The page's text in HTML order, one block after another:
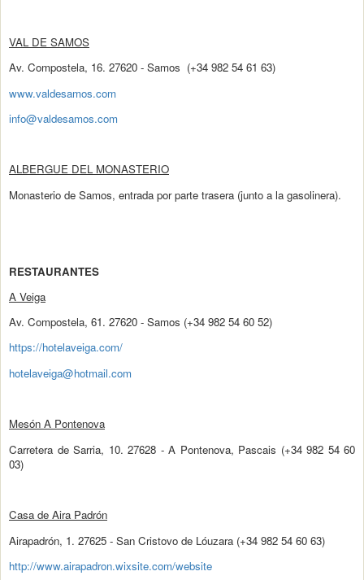
VAL DE SAMOS
Av. Compostela, 16. 27620 - Samos (+34 982 54 61 63)
www.valdesamos.com
info@valdesamos.com
ALBERGUE DEL MONASTERIO
Monasterio de Samos, entrada por parte trasera (junto a la gasolinera).
RESTAURANTES
A Veiga
Av. Compostela, 61. 27620 - Samos (+34 982 54 60 52)
https://hotelaveiga.com/
hotelaveiga@hotmail.com
Mesón A Pontenova
Carretera de Sarria, 10. 27628 - A Pontenova, Pascais (+34 982 54 60
03)
Casa de Aira Padrón
Airapadrón, 1. 27625 - San Cristovo de Lóuzara (+34 982 54 60 63)
http://www.airapadron.wixsite.com/website